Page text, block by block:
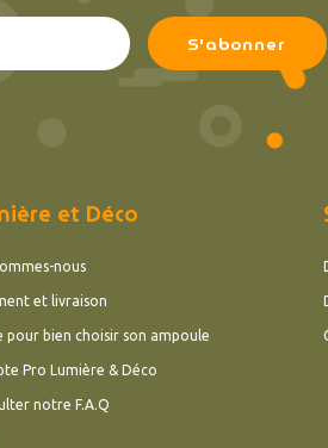
et Déco
nous
et livraison
pour bien choisir son ampoule
Pro Lumière & Déco
notre F.A.Q